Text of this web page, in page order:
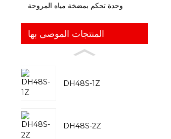
وحدة تحكم بمضخة مياه المروحة
المنتجات الموصى بها
DH48S-1Z
DH48S-2Z